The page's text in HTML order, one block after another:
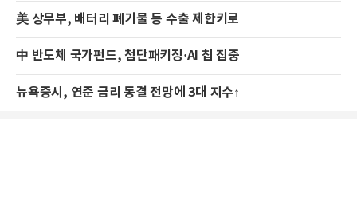
美 상무부, 배터리 폐기물 등 수출 제한키로
中 반도체 국가펀드, 첨단패키징·AI 칩 집중
뉴욕증시, 연준 금리 동결 전망에 3대 지수↑